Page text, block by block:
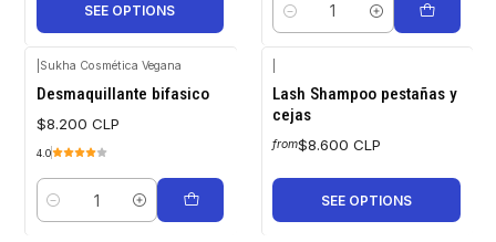
SEE OPTIONS
Quantity
Sukha Cosmética Vegana
Desmaquillante bifasico
$8.200 CLP
4.0
Quantity
Lash Shampoo pestañas y
cejas
from$8.600 CLP
SEE OPTIONS